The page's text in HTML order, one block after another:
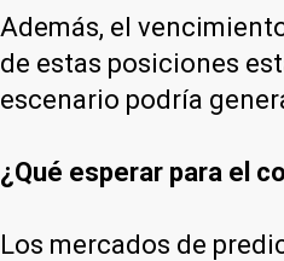
Además, el
de estas posiciones
escenario podría
¿Qué esperar para el
Los mercados de